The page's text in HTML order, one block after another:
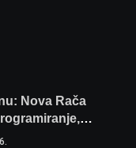
Nova Rača
projekt